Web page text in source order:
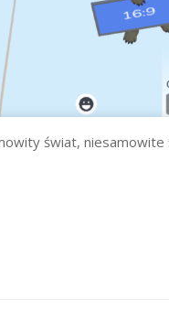
świat, niesamowite